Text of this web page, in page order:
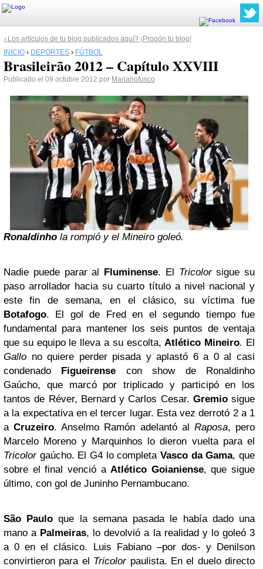
¿Los artículos de tu blog publicados aquí? ¡Propón tu blog!
INICIO › DEPORTES › FÚTBOL
Brasileirão 2012 – Capítulo XXVIII
Publicado el 09 octubre 2012 por Marianofusco
Ronaldinho la rompió y el Mineiro goleó.
Nadie puede parar al Fluminense. El Tricolorsigue su
paso arrollador hacia su cuarto título a nivel nacional y
este fin de semana, en el clásico, su víctima fue
Botafogo. El gol de Fred en el segundo tiempo fue
fundamental para mantener los seis puntos de ventaja
que su equipo le lleva a su escolta,Atlético Mineiro. El
Gallo no quiere perder pisada y aplastó 6 a 0 al casi
condenado Figueirense con show de Ronaldinho
Gaúcho, que marcó por triplicado y participó en los
tantos de Réver, Bernard y Carlos Cesar. Gremiosigue
a la expectativa en el tercer lugar. Esta vez derrotó 2 a 1
aCruzeiro. Anselmo Ramón adelantó al Raposa, pero
Marcelo Moreno y Marquinhos lo dieron vuelta para el
Tricolorgaúcho. El G4 lo completa Vasco da Gama, que
sobre el final venció aAtlético Goianiense, que sigue
último, con gol de Juninho Pernambucano.
São Paulo que la semana pasada le había dado una
mano a Palmeiras, lo devolvió a la realidad y lo goleó 3
a 0 en el clásico. Luis Fabiano –por dos- y Denilson
convirtieron para el Tricolorpaulista. En el duelo directo